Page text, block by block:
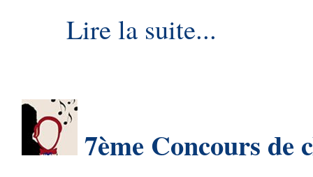
Lire la suite...
7ème Concours de